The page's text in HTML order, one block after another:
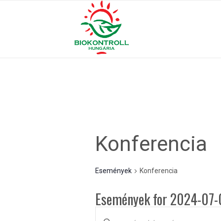
Konferencia
Események Konferencia
Események for 2024-
Események